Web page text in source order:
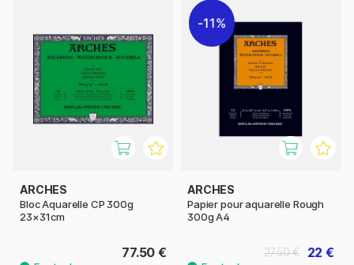
ARCHES
Bloc Aquarelle CP 300g
23×31cm
77.50 €
11%
ARCHES
Papier pour aquarelle Rough
300g A4
22 €
27.50 €